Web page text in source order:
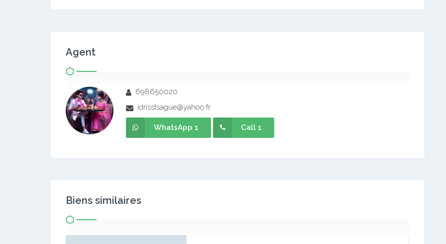
Agent
698650020
idrisstsague@yahoo.fr
WhatsApp 1 Call 1
Biens similaires